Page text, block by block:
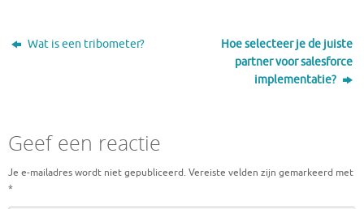
Wat is een tribometer?
Hoe selecteer je de juiste
partner voor salesforce
implementatie?
Geef een reactie
Je e-mailadres wordt niet gepubliceerd. Vereiste velden zijn gemarkeerd met
*